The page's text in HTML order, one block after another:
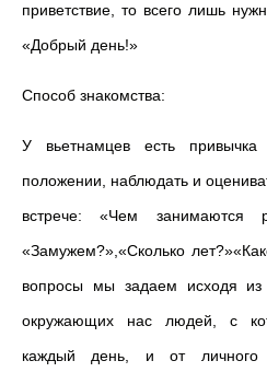
приветствие, то всего лишь
«Добрый день!»
Способ знакомства:
У вьетнамцев есть привычка
положении, наблюдать и
встрече: «Чем занимаются
«Замужем?»,«Сколько
вопросы мы задаем исходя из
окружающих нас людей, с
каждый день, и от личного